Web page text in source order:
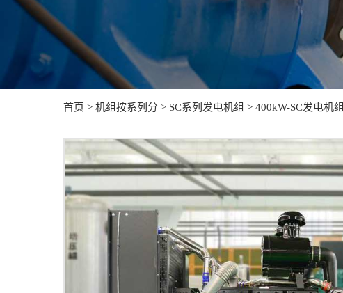
首页 > 机组按系列分 > SC系列发电机组 > 400kW-SC发电机组